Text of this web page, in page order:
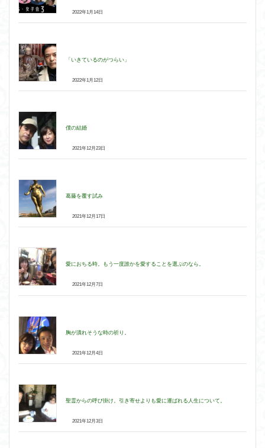
2022年1月14日
「いきているのがつらい」
2022年1月12日
僕の結婚
2021年12月23日
葛藤を覆す試み
2021年12月17日
愛におちる時。もう一度誰かを愛することを選ぶのなら。
2021年12月7日
胸が潰れそうな時の祈り。
2021年12月4日
聖霊からの呼び掛け。引き寄せよりも愛に運ばれる人生について。
2021年12月3日